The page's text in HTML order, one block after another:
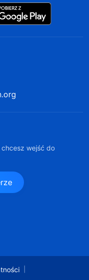
chcesz wejść do